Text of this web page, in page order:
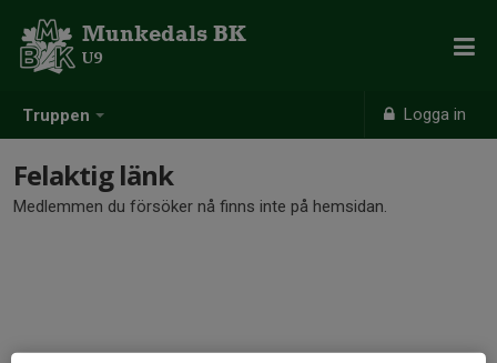
Truppen Logga in
Munkedals BK
U9
Felaktig länk
Medlemmen du försöker nå finns inte på hemsidan.